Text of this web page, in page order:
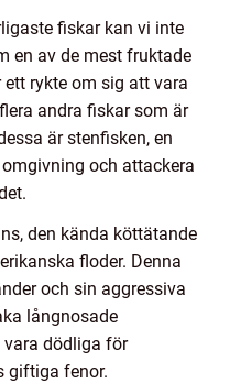
fiskar kan vi inte
en av de mest fruktade
rykte om sig att vara
andra fiskar som är
är stenfisken, en
och attackera
den kända köttätande
floder. Denna
och sin aggressiva
långnosade
dödliga för
giftiga fenor.